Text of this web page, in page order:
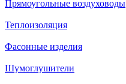
Прямоугольные воздуховоды
Теплоизоляция
Фасонные изделия
Шумоглушители